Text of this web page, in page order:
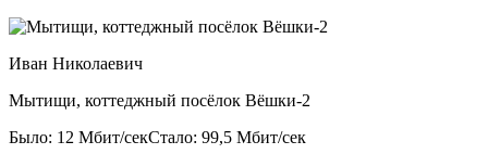
Иван Николаевич
Мытищи, коттеджный посёлок Вёшки-2
Было: 12 Мбит/секСтало: 99,5 Мбит/сек